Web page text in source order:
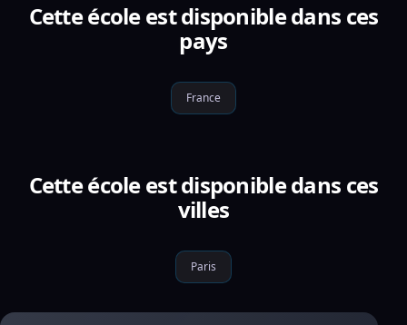
Cette école est disponible dans ces
pays
France
Cette école est disponible dans ces
villes
Paris